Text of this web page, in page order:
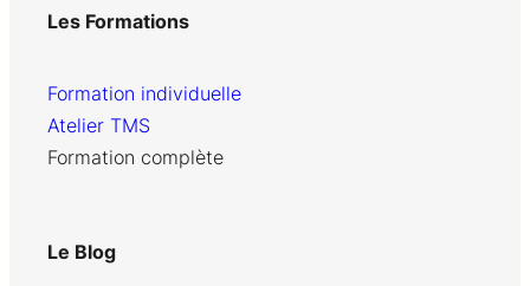
Les Formations
Formation individuelle
Atelier TMS
Formation complète
Le Blog